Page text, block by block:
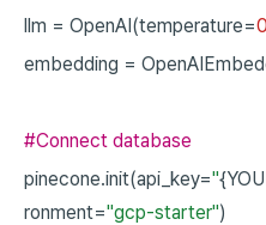
llm = OpenAI(temperature=0
embedding =
#Connect database
pinecone.init(api_key="
ronment="gcp-starter")